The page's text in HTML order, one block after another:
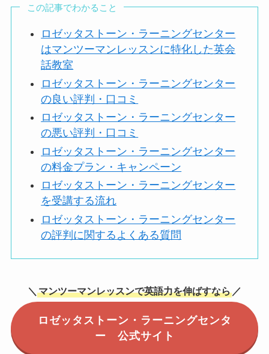
この記事でわかること
ロゼッタストーン・ラーニングセンター
はマンツーマンレッスンに特化した英会
話教室
ロゼッタストーン・ラーニングセンター
の良い評判・口コミ
ロゼッタストーン・ラーニングセンター
の悪い評判・口コミ
ロゼッタストーン・ラーニングセンター
の料金プラン・キャンペーン
ロゼッタストーン・ラーニングセンター
を受講する流れ
ロゼッタストーン・ラーニングセンター
の評判に関するよくある質問
＼ マンツーマンレッスンで英語力を伸ばすなら ／
ロゼッタストーン・ラーニングセンタ
ー 公式サイト